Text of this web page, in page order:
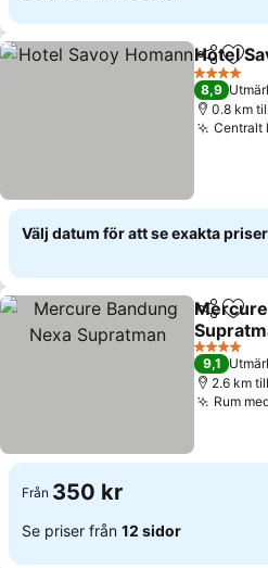
Dela
Hotel
4 Stjärnor
8,9
0.8 km
Centralt
Välj datum för att se exakta priser
Dela
4 Stjärnor
9,1
2.6 km
Rum
Från 350 kr
Se priser från 12 sidor